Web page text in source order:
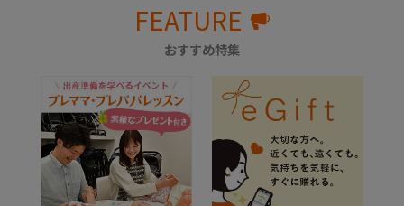
FEATURE
おすすめ特集